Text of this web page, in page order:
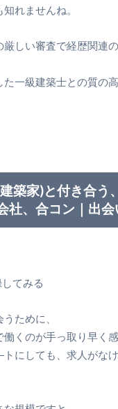
れませんね。
厳しい審査で経歴関連
た一級建築士との質の
築家)と付き合う
社、合コン｜出会
てみる
ために、
くのが手っ取り早く感
にしても、求人がな